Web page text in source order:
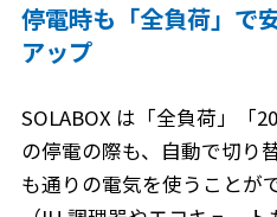
停電時も「全負荷」で
アップ
SOLABOX は「全負荷」「
の停電の際も、自動で切り
も通りの電気を使うことが